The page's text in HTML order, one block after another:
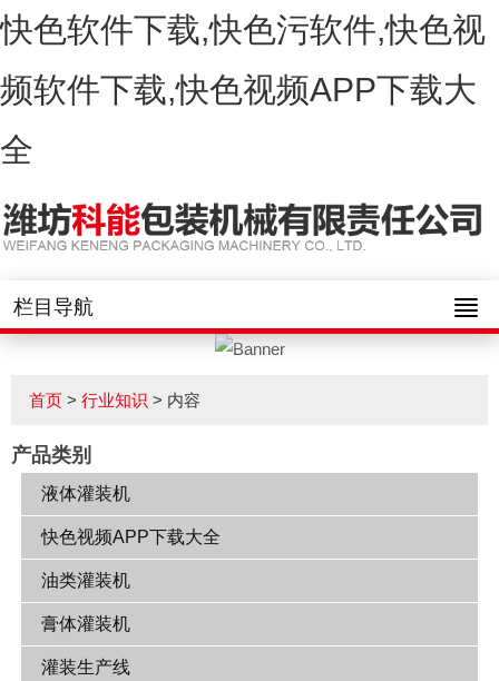
快色软件下载,快色污软件,快色视
频软件下载,快色视频APP下载大
全
栏目导航
首页 > 行业知识 > 内容
产品类别
液体灌装机
快色视频APP下载大全
油类灌装机
膏体灌装机
灌装生产线